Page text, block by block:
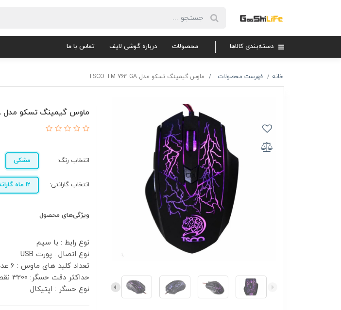
دسته‌بندی کالاها محصولات درباره گوشی لایف تماس با ما
خانه فهرست محصولات ماوس گیمینگ تسکو مدل TSCO TM 764 GA
ماوس گیمینگ تسکو مدل TSCO TM 764 GA
انتخاب رنگ: مشکی
انتخاب گارانتی: 12 ماه گارانتی توسن سیستم
ویژگی‌های محصول
نوع حسگر : اپتیکال